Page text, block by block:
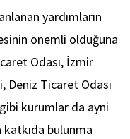
yardımların
önemli olduğuna
Odası, İzmir
Deniz Ticaret Odası
kurumlar da ayni
katkıda bulunma